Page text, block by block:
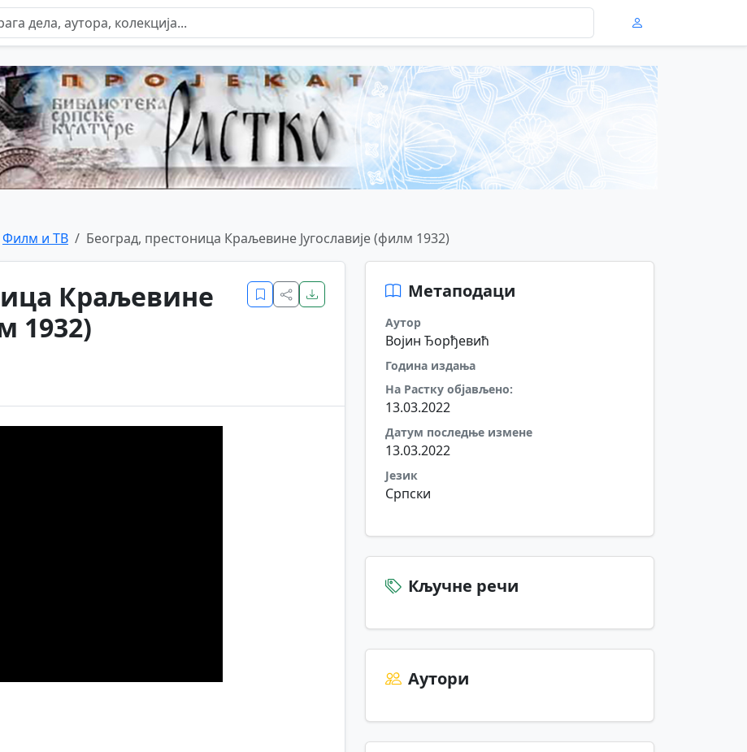
Филм и ТВ Београд, престоница Краљевине Југославије (филм 1932)
Краљевине
1932)
Метаподаци
Аутор
Војин Ђорђевић
Година издања
На Растку објављено:
13.03.2022
Датум последње измене
13.03.2022
Језик
Српски
Кључне речи
Аутори